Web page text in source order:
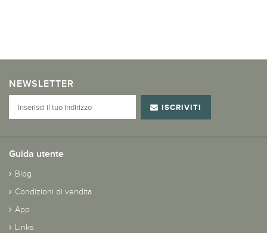
NEWSLETTER
ISCRIVITI
Guida utente
Blog
Condizioni di vendita
App
Links